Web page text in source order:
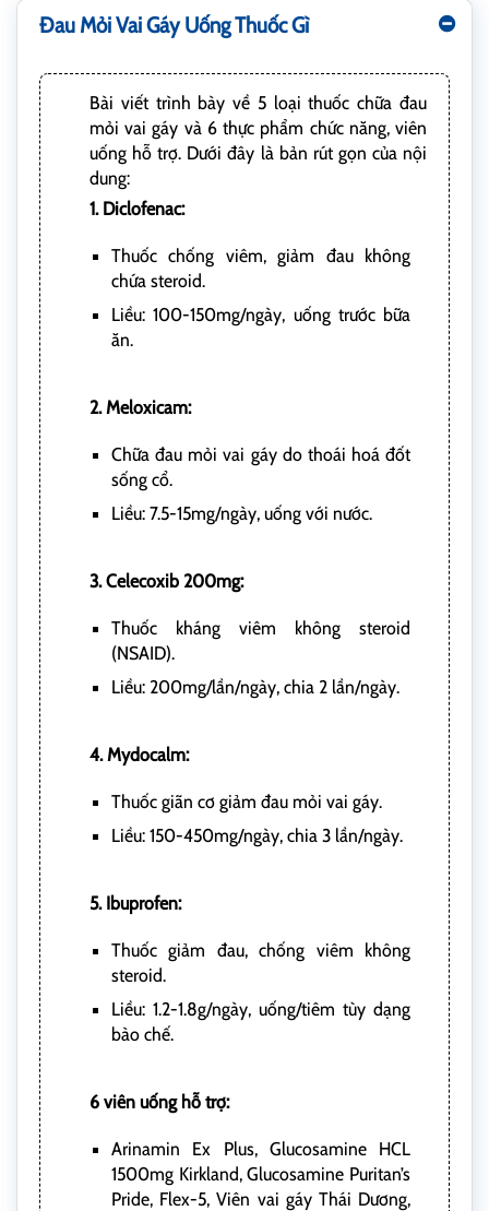
Đau Mỏi Vai Gáy Uống Thuốc Gì
Bài viết trình bày về 5 loại thuốc chữa đau
mỏi vai gáy và 6 thực phẩm chức năng, viên
uống hỗ trợ. Dưới đây là bản rút gọn của nội
dung:
1. Diclofenac:
Thuốc chống viêm, giảm đau không
chứa steroid.
Liều: 100-150mg/ngày, uống trước bữa
ăn.
2. Meloxicam:
Chữa đau mỏi vai gáy do thoái hoá đốt
sống cổ.
Liều: 7.5-15mg/ngày, uống với nước.
3. Celecoxib 200mg:
Thuốc kháng viêm không steroid
(NSAID).
Liều: 200mg/lần/ngày, chia 2 lần/ngày.
4. Mydocalm:
Thuốc giãn cơ giảm đau mỏi vai gáy.
Liều: 150-450mg/ngày, chia 3 lần/ngày.
5. Ibuprofen:
Thuốc giảm đau, chống viêm không
steroid.
Liều: 1.2-1.8g/ngày, uống/tiêm tùy dạng
bào chế.
6 viên uống hỗ trợ:
Arinamin Ex Plus, Glucosamine HCL
1500mg Kirkland, Glucosamine Puritan’s
Pride, Flex-5, Viên vai gáy Thái Dương,